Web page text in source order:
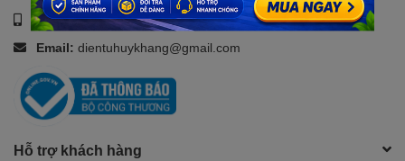
Số điện thoại:0907088123
Email: dientuhuykhang@gmail.com
Hỗ trợ khách hàng